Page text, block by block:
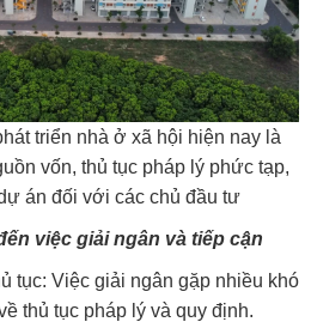
triển nhà ở xã hội hiện nay là
vốn, thủ tục pháp lý phức tạp,
án đối với các chủ đầu tư
việc giải ngân và tiếp cận
tục: Việc giải ngân gặp nhiều khó
thủ tục pháp lý và quy định.